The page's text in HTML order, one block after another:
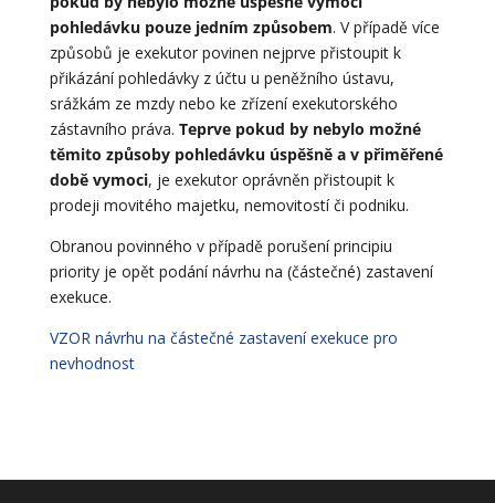
pohledávku pouze jedním způsobem. V případě více
způsobů je exekutor povinen nejprve přistoupit k
přikázání pohledávky z účtu u peněžního ústavu,
srážkám ze mzdy nebo ke zřízení exekutorského
zástavního práva. Teprve pokud by nebylo možné
těmito způsoby pohledávku úspěšně a v přiměřené
době vymoci, je exekutor oprávněn přistoupit k
prodeji movitého majetku, nemovitostí či podniku.
Obranou povinného v případě porušení principiu
priority je opět podání návrhu na (částečné) zastavení
exekuce.
VZOR návrhu na částečné zastavení exekuce pro
nevhodnost